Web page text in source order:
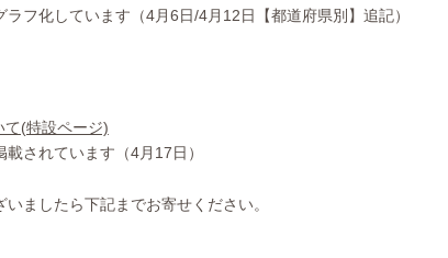
フ化しています（4月6日/4月12日【都道府県別】追記）
て(特設ページ)
されています（4月17日）
ましたら下記までお寄せください。